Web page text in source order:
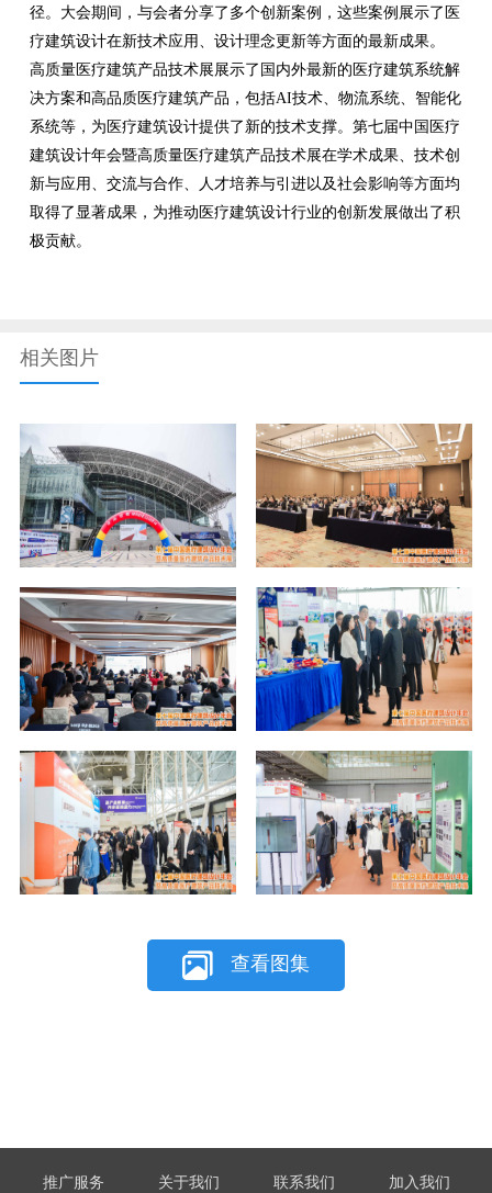
径。大会期间，与会者分享了多个创新案例，这些案例展示了医
疗建筑设计在新技术应用、设计理念更新等方面的最新成果。
高质量医疗建筑产品技术展展示了国内外最新的医疗建筑系统解
决方案和高品质医疗建筑产品，包括AI技术、物流系统、智能化
系统等，为医疗建筑设计提供了新的技术支撑。第七届中国医疗
建筑设计年会暨高质量医疗建筑产品技术展在学术成果、技术创
新与应用、交流与合作、人才培养与引进以及社会影响等方面均
取得了显著成果，为推动医疗建筑设计行业的创新发展做出了积
极贡献。
相关图片
查看图集
推广服务 关于我们 联系我们 加入我们